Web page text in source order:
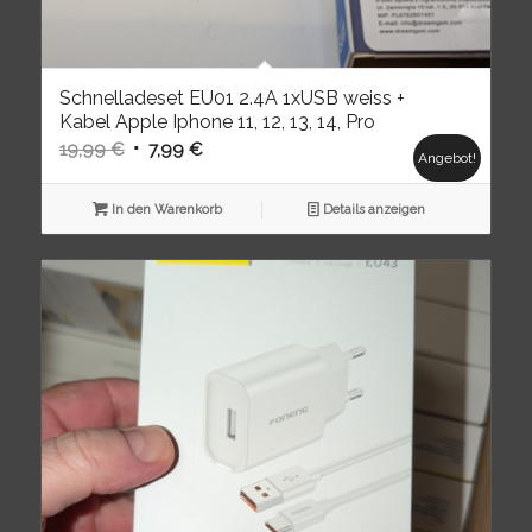
Schnelladeset EU01 2.4A 1xUSB weiss +
Kabel Apple Iphone 11, 12, 13, 14, Pro
19,99€ Ursprünglicher
war:
19,99 €
7,99 €Aktueller
ist:
7,99 €.
Angebot!
In den Warenkorb Details anzeigen